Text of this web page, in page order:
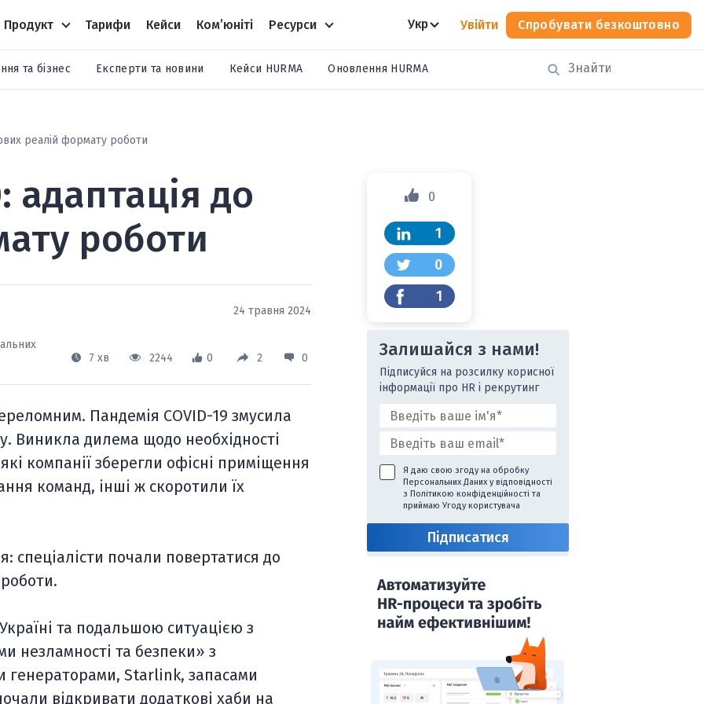
Продукт Тарифи Кейси Комʼюніті Ресурси Укр Увійти Спробувати безкоштовно
та бізнес Експерти та новини Кейси HURMA Оновлення HURMA
реалій формату роботи
до
роботи
24 травня 2024
7 хв 2244 0 2 0
Пандемія COVID-19 змусила
Виникла дилема щодо необхідності
компанії зберегли офісні приміщення
команд, інші ж скоротили їх
спеціалісти почали повертатися до
та подальшою ситуацією з
незламності та безпеки» з
Starlink, запасами
відкривати додаткові хаби на
0
1
0
1
Залишайся з нами!
Підписуйся на розсилку корисної
інформації про HR і рекрутинг
Я даю свою згоду на обробку
Персональних Даних у відповідності
з Політикою конфіденційності та
приймаю Угоду користувача